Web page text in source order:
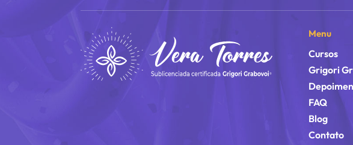
Menu
Cursos
Grigori
FAQ
Blog
Contato